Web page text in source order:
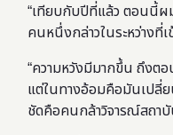
“เทียบกับปีที่แล้ว ตอนนี้ผ
คนหนึ่งกล่าวในระหว่างที่
“ความหวังมีมากขึ้น ถึงต
แต่ในทางอ้อมคือมันเปลี่ย
ชัดคือคนกล้าวิจารณ์สถา